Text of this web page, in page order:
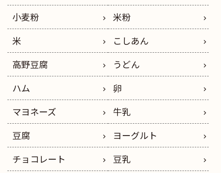
小麦粉
米粉
米
こしあん
高野豆腐
うどん
ハム
卵
マヨネーズ
牛乳
豆腐
ヨーグルト
チョコレート
豆乳